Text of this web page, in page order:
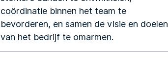
coördinatie binnen het team te
bevorderen, en samen de visie en doelen
van het bedrijf te omarmen.